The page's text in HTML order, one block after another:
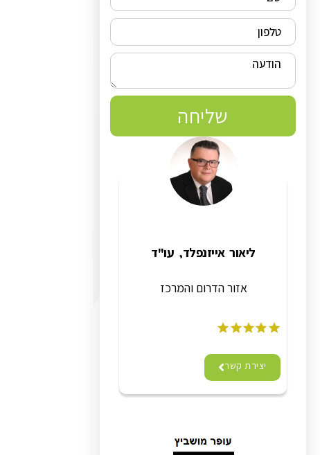
שליחה
ליאור אייזנפלד, עו"ד
אזור הדרום והמרכז
יצירת קשר